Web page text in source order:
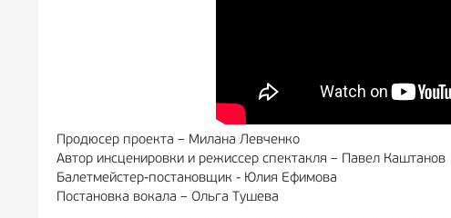
Продюсер проекта – Милана Левченко
Автор инсценировки и режиссер спектакля – Павел Каштанов
Балетмейстер-постановщик - Юлия Ефимова
Постановка вокала – Ольга Тушева